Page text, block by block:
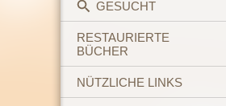
GESUCHT
RESTAURIERTE
BÜCHER
NÜTZLICHE LINKS